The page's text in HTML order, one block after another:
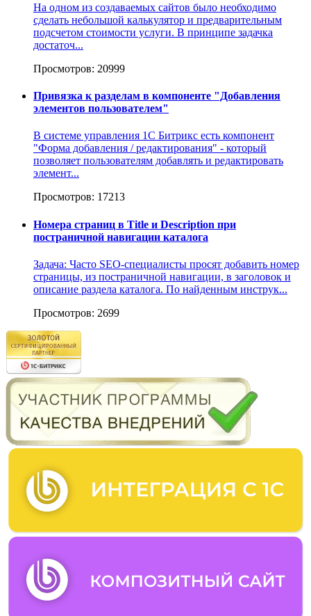
На одном из создаваемых сайтов было необходимо
сделать небольшой калькулятор и предварительным
подсчетом стоимости услуги. В принципе задачка
достаточ...
Просмотров: 20999
Привязка к разделам в компоненте "Добавления
элементов пользователем"
В системе управления 1С Битрикс есть компонент
"Форма добавления / редактирования" - который
позволяет пользователям добавлять и редактировать
элемент...
Просмотров: 17213
Номера страниц в Title и Description при
постраничной навигации каталога
Задача: Часто SEO-специалисты просят добавить номер
страницы, из постраничной навигации, в заголовок и
описание раздела каталога. По найденным инструк...
Просмотров: 2699